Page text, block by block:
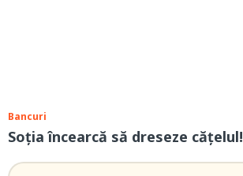
Bancuri
Soția încearcă să dreseze cățelul!